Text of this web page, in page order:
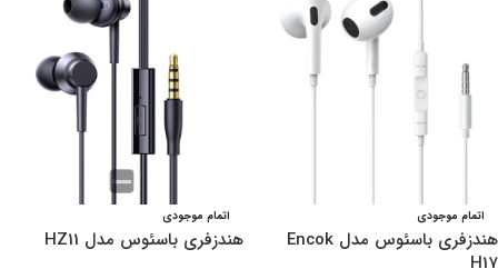
اتمام موجودی
هندزفری باسئوس مدل Encok
H17
اتمام موجودی
هندزفری باسئوس مدل HZ11